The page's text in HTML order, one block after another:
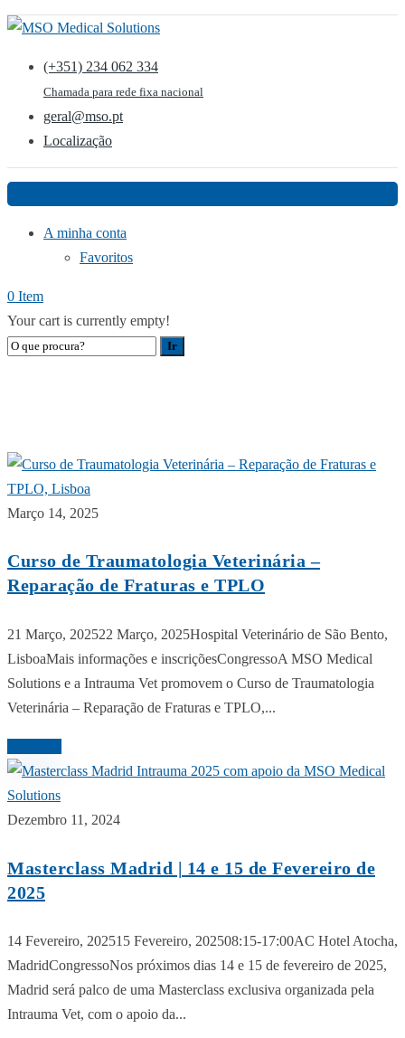
(+351) 234 062 334
Chamada para rede fixa nacional
geral@mso.pt
Localização
A minha conta
Favoritos
0 Item
Your cart is currently empty!
Março 14, 2025
Curso de Traumatologia Veterinária –
Reparação de Fraturas e TPLO
21 Março, 202522 Março, 2025Hospital Veterinário de São Bento,
LisboaMais informações e inscriçõesCongressoA MSO Medical
Solutions e a Intrauma Vet promovem o Curso de Traumatologia
Veterinária – Reparação de Fraturas e TPLO,...
Dezembro 11, 2024
Masterclass Madrid | 14 e 15 de Fevereiro de
2025
14 Fevereiro, 202515 Fevereiro, 202508:15-17:00AC Hotel Atocha,
MadridCongressoNos próximos dias 14 e 15 de fevereiro de 2025,
Madrid será palco de uma Masterclass exclusiva organizada pela
Intrauma Vet, com o apoio da...